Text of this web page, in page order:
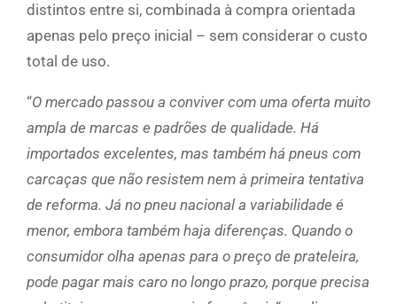
distintos entre si, combinada à compra orientada
apenas pelo preço inicial – sem considerar o custo
total de uso.
“O mercado passou a conviver com uma oferta muito
ampla de marcas e padrões de qualidade. Há
importados excelentes, mas também há pneus com
carcaças que não resistem nem à primeira tentativa
de reforma. Já no pneu nacional a variabilidade é
menor, embora também haja diferenças. Quando o
consumidor olha apenas para o preço de prateleira,
pode pagar mais caro no longo prazo, porque precisa